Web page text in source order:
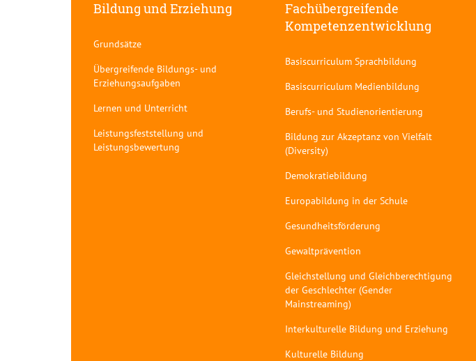
Bildung und Erziehung
Grundsätze
Übergreifende Bildungs- und
Erziehungsaufgaben
Lernen und Unterricht
Leistungsfeststellung und
Leistungsbewertung
Fachübergreifende
Kompetenzentwicklung
Basiscurriculum Sprachbildung
Basiscurriculum Medienbildung
Berufs- und Studienorientierung
Bildung zur Akzeptanz von Vielfalt
(Diversity)
Demokratiebildung
Europabildung in der Schule
Gesundheitsförderung
Gewaltprävention
Gleichstellung und Gleichberechtigung
der Geschlechter (Gender
Mainstreaming)
Interkulturelle Bildung und Erziehung
Kulturelle Bildung